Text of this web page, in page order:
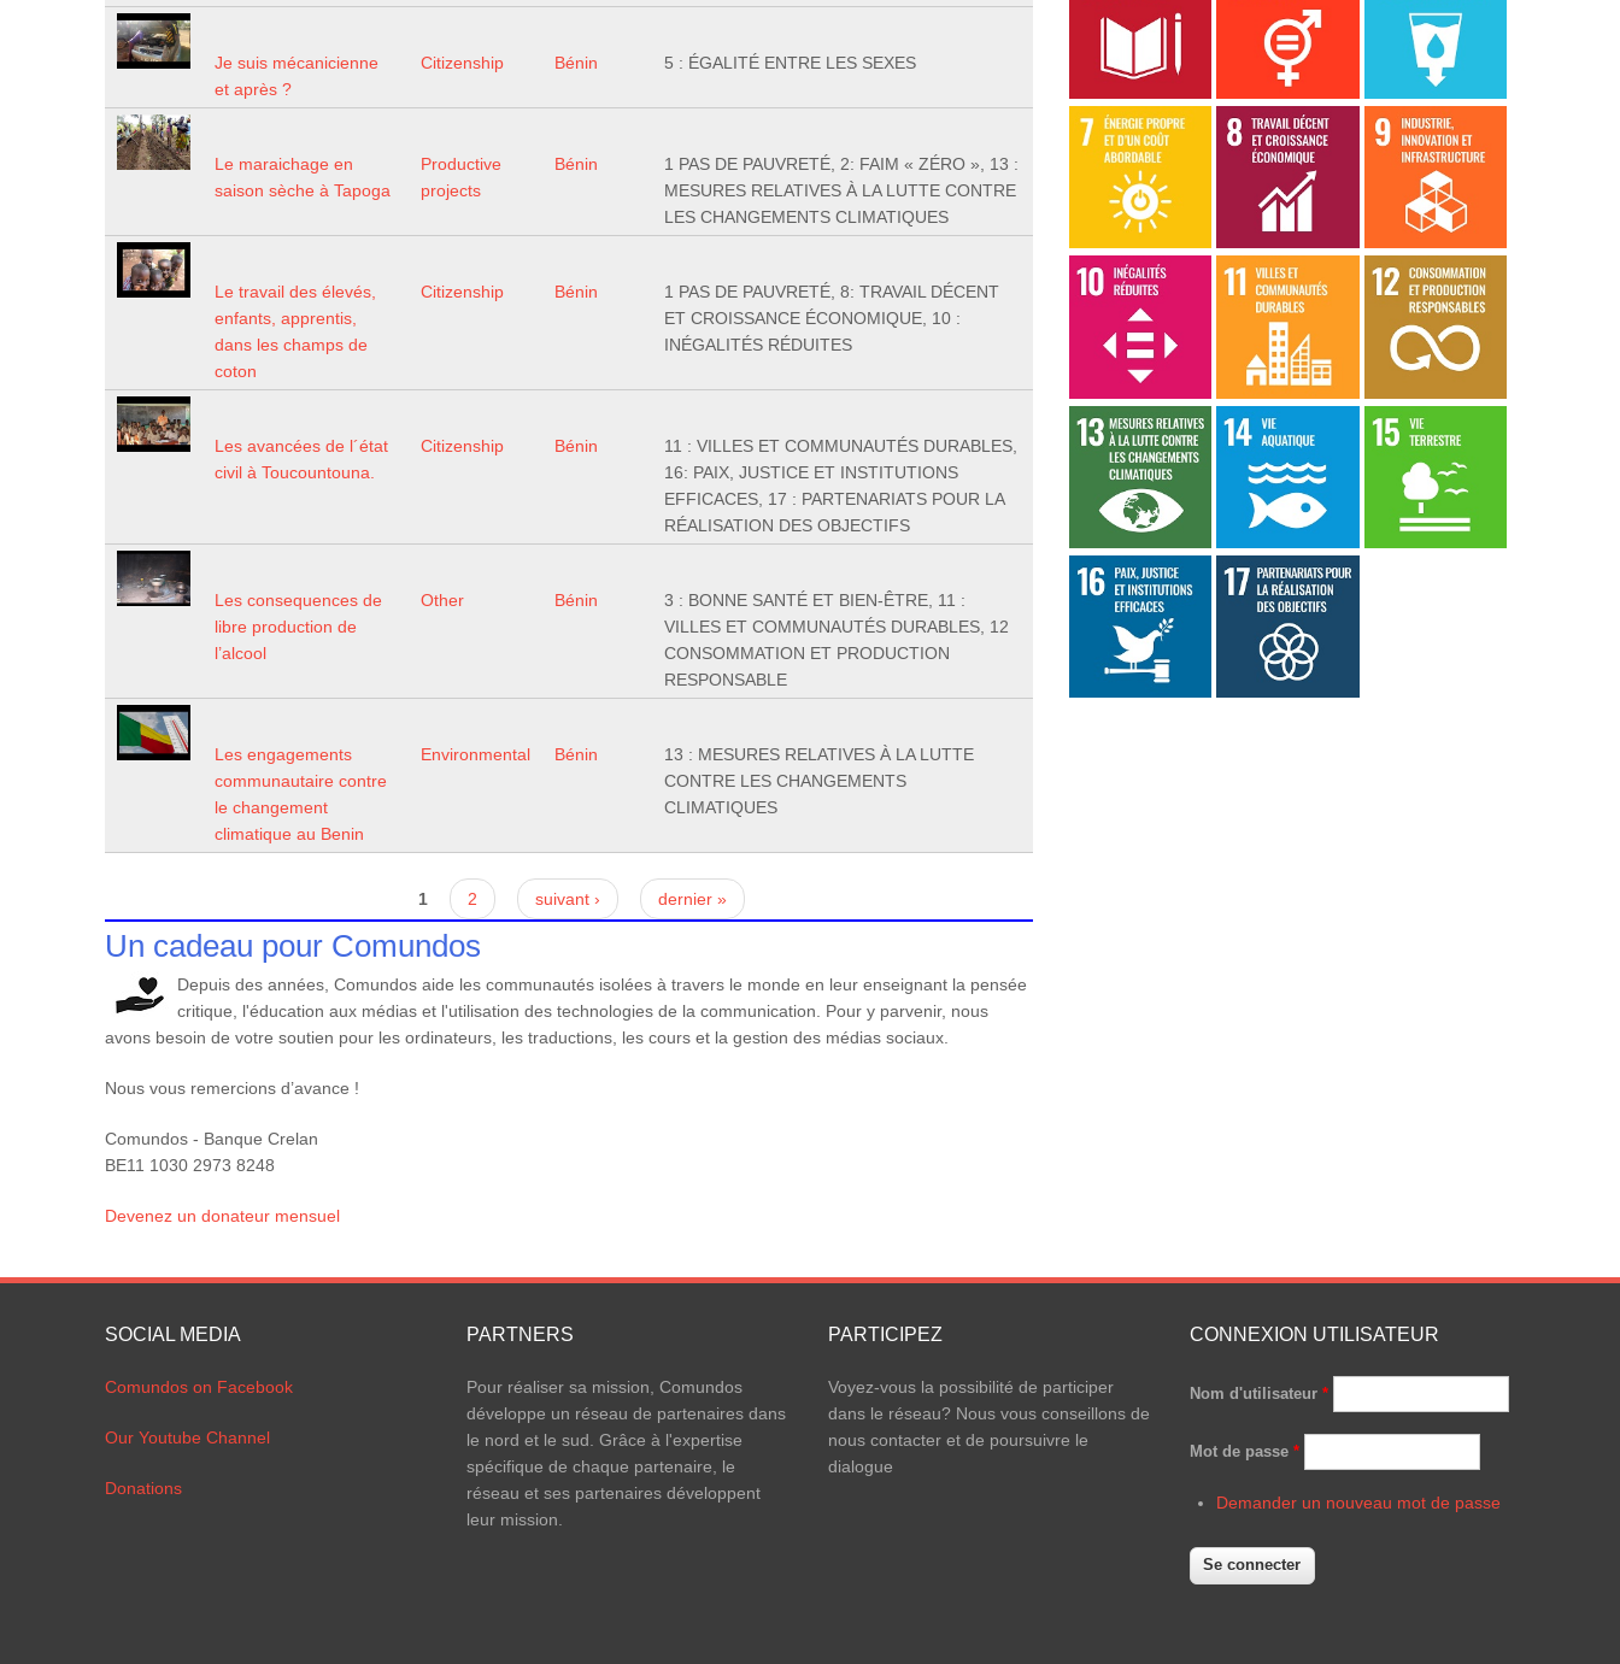
Je suis mécanicienne
et après ?
Citizenship Bénin 5 : ÉGALITÉ ENTRE LES SEXES
Le maraichage en
saison sèche à Tapoga
Productive
projects
Bénin
1 PAS DE PAUVRETÉ, 2: FAIM « ZÉRO », 13 :
MESURES RELATIVES À LA LUTTE CONTRE
LES CHANGEMENTS CLIMATIQUES
Le travail des élevés,
enfants, apprentis,
dans les champs de
coton
Citizenship Bénin
1 PAS DE PAUVRETÉ, 8: TRAVAIL DÉCENT
ET CROISSANCE ÉCONOMIQUE, 10 :
INÉGALITÉS RÉDUITES
Les avancées de l´état
civil à Toucountouna.
Citizenship Bénin
11 : VILLES ET COMMUNAUTÉS DURABLES,
16: PAIX, JUSTICE ET INSTITUTIONS
EFFICACES, 17 : PARTENARIATS POUR LA
RÉALISATION DES OBJECTIFS
Les consequences de
libre production de
l’alcool
Other Bénin
3 : BONNE SANTÉ ET BIEN-ÊTRE, 11 :
VILLES ET COMMUNAUTÉS DURABLES, 12
CONSOMMATION ET PRODUCTION
RESPONSABLE
Les engagements
communautaire contre
le changement
climatique au Benin
Environmental Bénin
13 : MESURES RELATIVES À LA LUTTE
CONTRE LES CHANGEMENTS
CLIMATIQUES
1 2 suivant › dernier »
Un cadeau pour Comundos
Depuis des années, Comundos aide les communautés isolées à travers le monde en leur enseignant la pensée
critique, l'éducation aux médias et l'utilisation des technologies de la communication. Pour y parvenir, nous
avons besoin de votre soutien pour les ordinateurs, les traductions, les cours et la gestion des médias sociaux.
Nous vous remercions d’avance !
Comundos - Banque Crelan
BE11 1030 2973 8248
Devenez un donateur mensuel
SOCIAL MEDIA
Comundos on Facebook
Our Youtube Channel
Donations
PARTNERS
Pour réaliser sa mission, Comundos
développe un réseau de partenaires dans
le nord et le sud. Grâce à l'expertise
spécifique de chaque partenaire, le
réseau et ses partenaires développent
leur mission.
PARTICIPEZ
Voyez-vous la possibilité de participer
dans le réseau? Nous vous conseillons de
nous contacter et de poursuivre le
dialogue
CONNEXION UTILISATEUR
Nom d'utilisateur *
Mot de passe *
Demander un nouveau mot de passe